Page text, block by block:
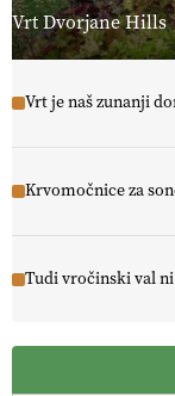
Vrt Dvorjane Hills
Vrt je naš zunanji
Krvomočnice za
Tudi vročinski val